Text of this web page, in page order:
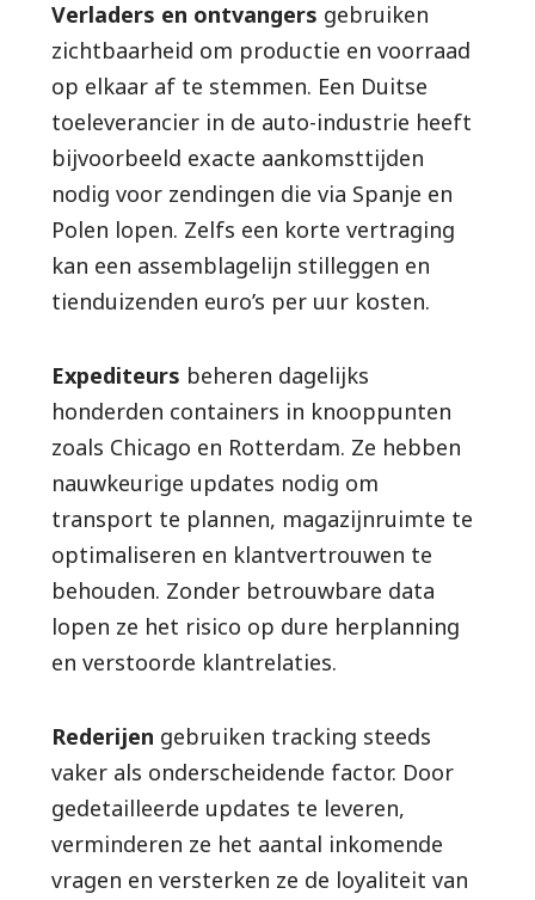
Verladers en ontvangers gebruiken
zichtbaarheid om productie en voorraad
op elkaar af te stemmen. Een Duitse
toeleverancier in de auto-industrie heeft
bijvoorbeeld exacte aankomsttijden
nodig voor zendingen die via Spanje en
Polen lopen. Zelfs een korte vertraging
kan een assemblagelijn stilleggen en
tienduizenden euro’s per uur kosten.
Expediteurs beheren dagelijks
honderden containers in knooppunten
zoals Chicago en Rotterdam. Ze hebben
nauwkeurige updates nodig om
transport te plannen, magazijnruimte te
optimaliseren en klantvertrouwen te
behouden. Zonder betrouwbare data
lopen ze het risico op dure herplanning
en verstoorde klantrelaties.
Rederijen gebruiken tracking steeds
vaker als onderscheidende factor. Door
gedetailleerde updates te leveren,
verminderen ze het aantal inkomende
vragen en versterken ze de loyaliteit van